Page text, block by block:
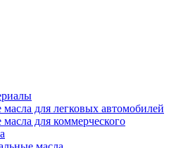
для легковых автомобилей
для коммерческого